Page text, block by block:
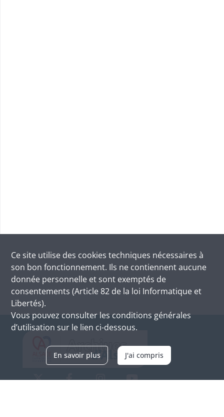
Ce site utilise des cookies techniques nécessaires à
son bon fonctionnement. Ils ne contiennent aucune
donnée personnelle et sont exemptés de
consentements (Article 82 de la loi Informatique et
Libertés).
Vous pouvez consulter les conditions générales
d’utilisation sur le lien ci-dessous.
En savoir plus J'ai compris